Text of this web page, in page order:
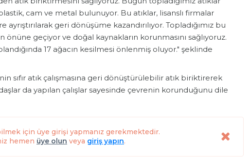
cam ve metal bulunuyor. Bu atıklar, lisanslı firmalar
geri dönüşüme kazandırılıyor. Topladığımız bu
önüne geçiyor ve doğal kaynakların korunmasını sağlıyoruz.
17 ağacın kesilmesi önlenmiş oluyor." şeklinde
sıfır atık çalışmasına geri dönüştürülebilir atık biriktirerek
da yapılan çalışlar sayesinde çevrenin korunduğunu dile
için üye girişi yapmanız gerekmektedir.
hemen üye olun veya giriş yapın.